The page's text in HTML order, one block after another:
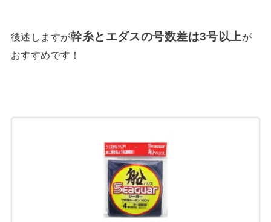
後述しますが幹糸とエダスの号数差は3号以上が
おすすめです！